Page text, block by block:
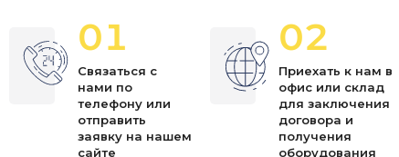
01
Связаться с
нами по
телефону или
отправить
заявку на нашем
сайте
02
Приехать к нам в
офис или склад
для заключения
договора и
получения
оборудования